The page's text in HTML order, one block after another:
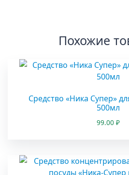
Похожие
Средство «Ника Супер»
500мл
99.00 ₽